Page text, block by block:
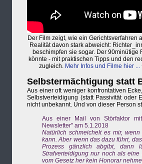
Der Film zeigt, wie ein Gerichtsverfahren
Realität davon stark abweicht:
beschimpfen sie sogar. Der 90minütige
könnte - mit praktischen Tipps und den
zugleich. Mehr Infos und Filme hier ...
Selbstermächtigung statt
Aus einer oft weniger konfrontativen
Selbstverteidigung (statt Passivität oder
nicht unbekannt. Und von dieser Person
Aus einer Mail von Störfaktor
Newsletter" am 5.1.2018
Natürlich schmeichelt es mir,
kann. Aber wenn das dazu führt,
Prozess gänzlich abgibt,
Strafverteidigung nur noch als
vom Gesetz her kein Honorar